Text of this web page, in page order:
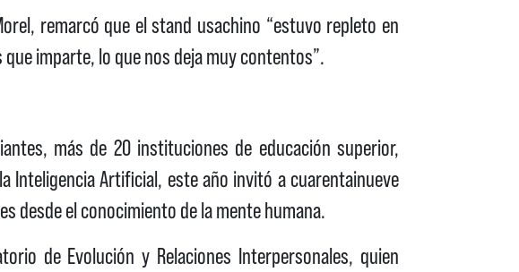
remarcó que el stand usachino “estuvo repleto en
imparte, lo que nos deja muy contentos”.
más de 20 instituciones de educación superior,
Inteligencia Artificial, este año invitó a cuarentainueve
desde el conocimiento de la mente humana.
de Evolución y Relaciones Interpersonales, quien